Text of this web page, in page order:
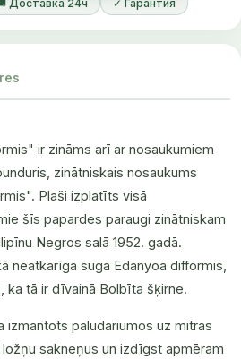
Доставка 24ч ✓ Гарантия
ir zināms arī ar nosaukumiem
zinātniskais nosaukums
Plaši izplatīts visā
šīs papardes paraugi zinātniskam
Negros salā 1952. gadā.
neatkarīga suga Edanyoa difformis,
ka tā ir dīvainā Bolbīta šķirne.
izmantots paludariumos uz mitras
sakneņus un izdīgst apmēram